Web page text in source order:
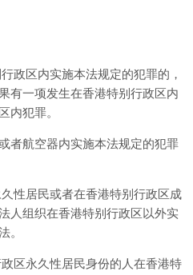
政区内实施本法规定的犯罪的，
有一项发生在香港特别行政区内
内犯罪。
者航空器内实施本法规定的犯罪
性居民或者在香港特别行政区成
人组织在香港特别行政区以外实
。
区永久性居民身份的人在香港特